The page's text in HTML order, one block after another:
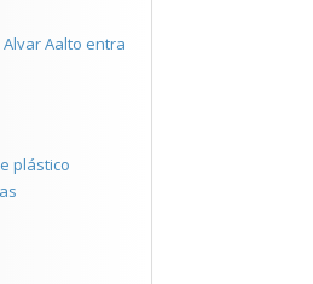
Aalto entra
plástico